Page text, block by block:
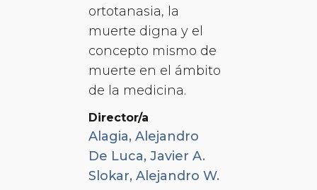
ortotanasia, la
muerte digna y el
concepto mismo de
muerte en el ámbito
de la medicina.
Director/a
Alagia, Alejandro
De Luca, Javier A.
Slokar, Alejandro W.